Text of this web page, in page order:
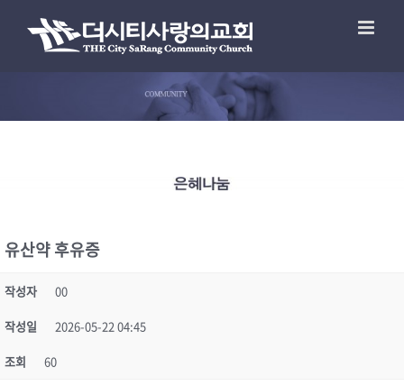
유산약 후유증
작성자 00
작성일 2026-05-22 04:45
조회 60